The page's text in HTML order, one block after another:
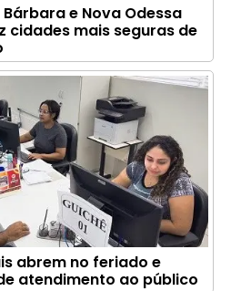
e Nova Odessa
cidades mais seguras de
abrem no feriado e
atendimento ao público